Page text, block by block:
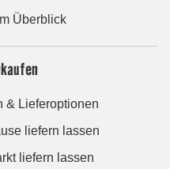
Überblick
& Lieferoptionen
liefern lassen
liefern lassen